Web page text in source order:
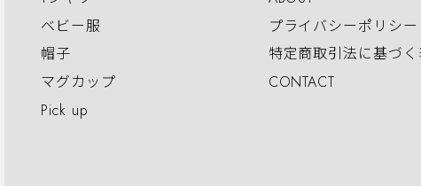
ベビー服
帽子
マグカップ
Pick up
プライバシーポリシー
特定商取引法に基づ
CONTACT